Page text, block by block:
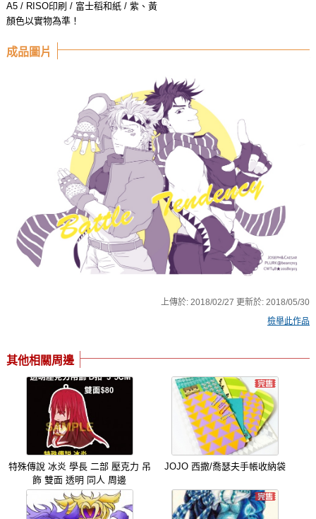
A5 / RISO印刷 / 富士稻和紙 / 紫、黃
顏色以實物為準！
成品圖片
上傳於: 2018/02/27 更新於: 2018/05/30
檢舉此作品
其他相關周邊
特殊傳說 冰炎 學長 二部 壓克力 吊
飾 雙面 透明 同人 周邊
JOJO 西撒/喬瑟夫手帳收納袋